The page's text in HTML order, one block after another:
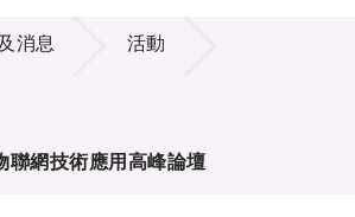
劃
消息 活動
聯網技術應用高峰論壇